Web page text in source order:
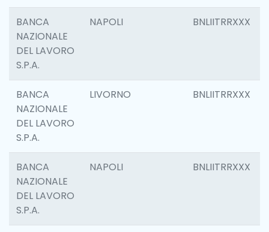
BANCA
NAZIONALE
DEL LAVORO
S.P.A.
NAPOLI BNLIITRRXXX
BANCA
NAZIONALE
DEL LAVORO
S.P.A.
LIVORNO BNLIITRRXXX
BANCA
NAZIONALE
DEL LAVORO
S.P.A.
NAPOLI BNLIITRRXXX